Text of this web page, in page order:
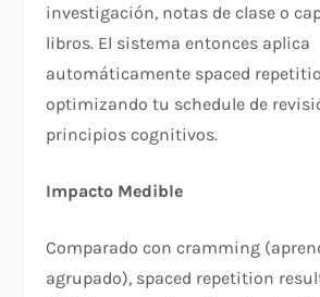
investigación, notas de clase o
libros. El sistema entonces aplica
automáticamente spaced
optimizando tu schedule de
principios cognitivos.​
Impacto Medible
Comparado con cramming
agrupado), spaced repetition